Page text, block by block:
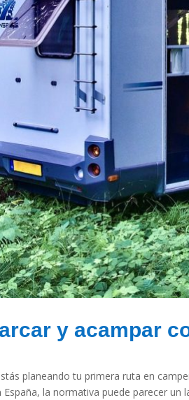
y acampar
planeando tu primera ruta en
la normativa puede parecer un